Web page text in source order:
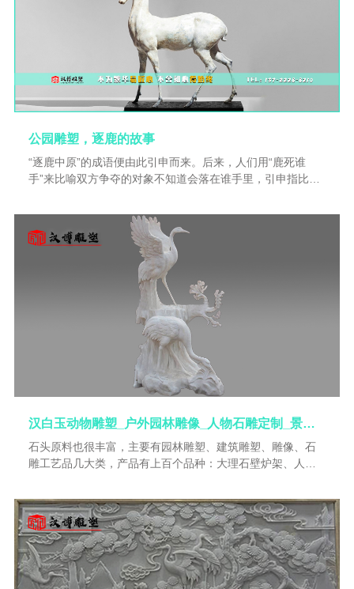
它们见证着时光的流转，承载着西方文化的历史与传承，让
人们在欣赏艺术之美的同时，也能感受到西方文明的独特魅
公园雕塑，逐鹿的故事
“逐鹿中原”的成语便由此引申而来。后来，人们用“鹿死谁
手”来比喻双方争夺的对象不知道会落在谁手里，引申指比赛
解驿站】常比喻帝位、政权。指群雄并起，争夺天下。逐，
追赶；鹿，指所要围捕的对象；中原，本来指我国黄河中下
游一带，是中华民族的发祥地。现泛指整个中国。
汉白玉动物雕塑_户外园林雕像_人物石雕定制_景观大型雕塑_汉白玉雕像
石头原料也很丰富，主要有园林雕塑、建筑雕塑、雕像、石
雕工艺品几大类，产品有上百个品种：大理石壁炉架、人物
亭、胸像、门套、石凳、浴盆、动物雕刻、墓碑、仿古雕塑
等。石刻源远流长，它讲究造型逼真，手法圆润细腻，纹式
流畅洒脱。雕刻产品主要以人物、动物、壁炉、花盆、栏
板、喷泉、浮雕、龙亭龙柱、琼楼玉阁、飞禽走兽、各种精
品雕刻等等。既富古老艺术的魅力，又有典雅明快的现代艺
术风格，在海内外享有“巧夺天工”“石破天惊”之盛誉。雕刻是